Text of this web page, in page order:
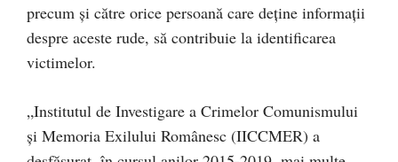
precum și către orice persoană care deține informații
despre aceste rude, să contribuie la identificarea
victimelor.
„Institutul de Investigare a Crimelor Comunismului
şi Memoria Exilului Românesc (IICCMER) a